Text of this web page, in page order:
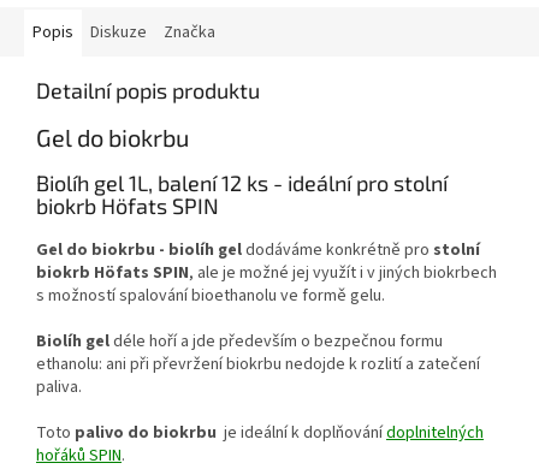
Popis Diskuze Značka
Detailní popis produktu
Gel do biokrbu
Biolíh gel 1L, balení 12 ks - ideální pro stolní
biokrb Höfats SPIN
Gel do biokrbu - biolíh geldodáváme konkrétně pro stolní
biokrb Höfats SPIN, ale je možné jej využít i v jiných biokrbech
s možností spalování bioethanolu ve formě gelu.
Biolíh geldéle hoří a jde především o bezpečnou formu
ethanolu: ani při převržení biokrbu nedojde k rozlití a zatečení
paliva.
Toto palivo do biokrbu je ideální k doplňovánídoplnitelných
hořáků SPIN.